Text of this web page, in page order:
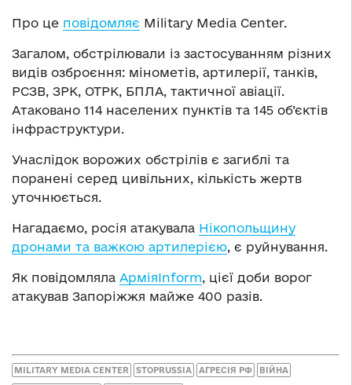
Про це повідомляє Military Media Center.
Загалом, обстрілювали із застосуванням різних
видів озброєння: мінометів, артилерії, танків,
РСЗВ, ЗРК, ОТРК, БПЛА, тактичної авіації.
Атаковано 114 населених пунктів та 145 об’єктів
інфраструктури.
Унаслідок ворожих обстрілів є загиблі та
поранені серед цивільних, кількість жертв
уточнюється.
Нагадаємо, росія атакувала Нікопольщину
дронами та важкою артилерією, є руйнування.
Як повідомляла АрміяInform, цієї доби ворог
атакував Запоріжжя майже 400 разів.
MILITARY MEDIA CENTER STOPRUSSIA АГРЕСІЯ РФ ВІЙНА